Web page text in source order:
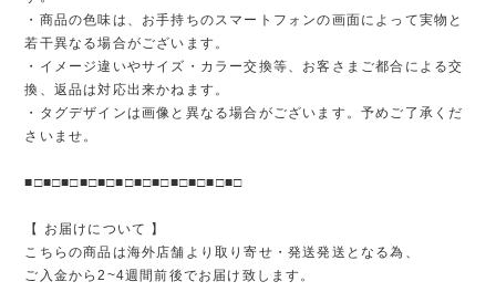
・商品の色味は、お手持ちのスマートフォンの画面によって実物と
若干異なる場合がございます。
・イメージ違いやサイズ・カラー交換等、お客さまご都合による交
換、返品は対応出来かねます。
・タグデザインは画像と異なる場合がございます。予めご了承くだ
さいませ。
■□■□■□■□■□■□■□■□■□■□■□■□
【 お届けについて 】
こちらの商品は海外店舗より取り寄せ・発送発送となる為、
ご入金から2~4週間前後でお届け致します。